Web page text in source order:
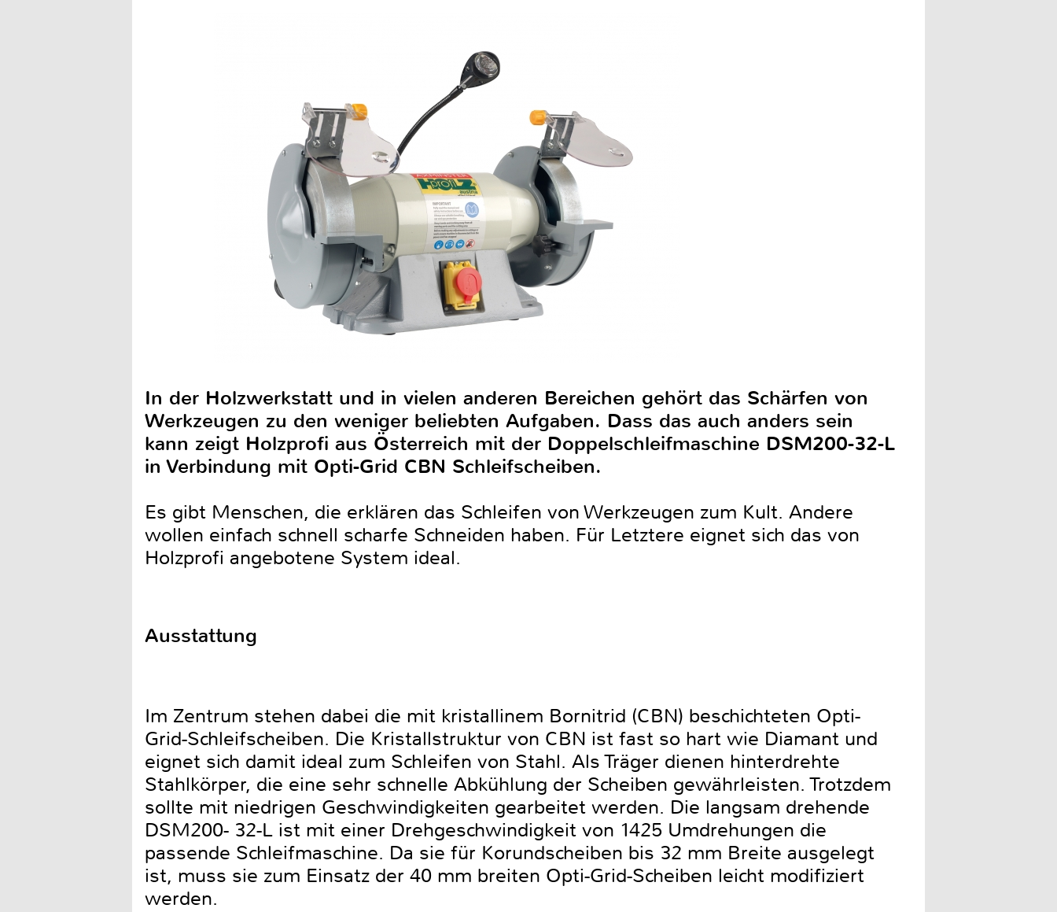
In der Holzwerkstatt und in vielen anderen Bereichen gehört das Schärfen von
Werkzeugen zu den weniger beliebten Aufgaben. Dass das auch anders sein
kann zeigt Holzprofi aus Österreich mit der Doppelschleifmaschine DSM200-32-L
in Verbindung mit Opti-Grid CBN Schleifscheiben.
Es gibt Menschen, die erklären das Schleifen von Werkzeugen zum Kult. Andere
wollen einfach schnell scharfe Schneiden haben. Für Letztere eignet sich das von
Holzprofi angebotene System ideal.
Ausstattung
Im Zentrum stehen dabei die mit kristallinem Bornitrid (CBN) beschichteten Opti-
Grid-Schleifscheiben. Die Kristallstruktur von CBN ist fast so hart wie Diamant und
eignet sich damit ideal zum Schleifen von Stahl. Als Träger dienen hinterdrehte
Stahlkörper, die eine sehr schnelle Abkühlung der Scheiben gewährleisten. Trotzdem
sollte mit niedrigen Geschwindigkeiten gearbeitet werden. Die langsam drehende
DSM200- 32-L ist mit einer Drehgeschwindigkeit von 1425 Umdrehungen die
passende Schleifmaschine. Da sie für Korundscheiben bis 32 mm Breite ausgelegt
ist, muss sie zum Einsatz der 40 mm breiten Opti-Grid-Scheiben leicht modifiziert
werden.